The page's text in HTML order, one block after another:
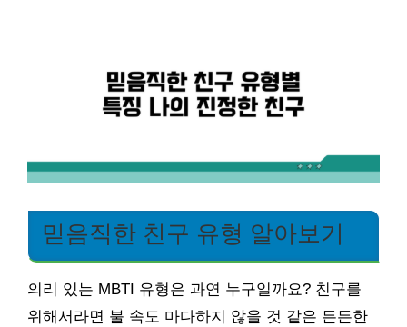
믿음직한 친구 유형 알아보기
의리 있는 MBTI 유형은 과연 누구일까요? 친구를
위해서라면 불 속도 마다하지 않을 것 같은 든든한